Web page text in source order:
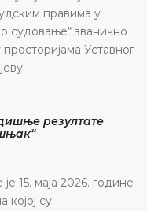
правима у
судовање“ званично
просторијама Уставног
резултате
15. маја 2026. године
којој су